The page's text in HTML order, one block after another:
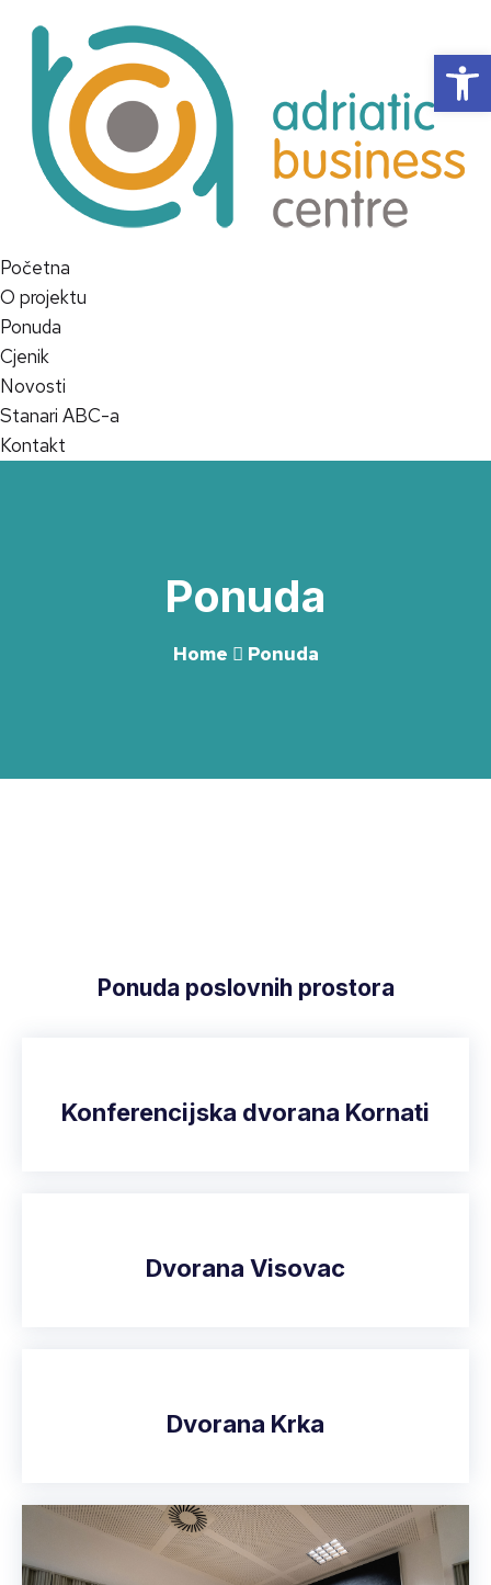
Početna
O projektu
Ponuda
Cjenik
Novosti
Stanari ABC-a
Kontakt
Ponuda
Home Ponuda
Ponuda poslovnih prostora
Konferencijska dvorana Kornati
Dvorana Visovac
Dvorana Krka